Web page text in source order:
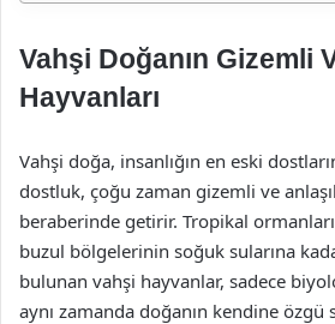
Vahşi Doğanın Gizemli
Hayvanları
Vahşi doğa, insanlığın en eski
dostluk, çoğu zaman gizemli ve
beraberinde getirir. Tropikal
buzul bölgelerinin soğuk sularına
bulunan vahşi hayvanlar, sadece
aynı zamanda doğanın kendine özgü